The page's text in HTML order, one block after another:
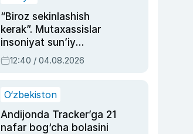
“Biroz sekinlashish
kerak”. Mutaxassislar
insoniyat sun’iy
intellektni boshqara
olmay qolishidan xavotir
12:40 / 04.08.2026
O‘zbekiston
Andijonda Tracker’ga 21
nafar bog‘cha bolasini